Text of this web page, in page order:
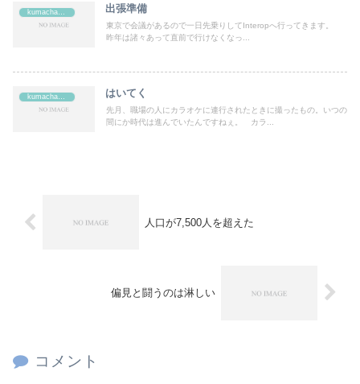
出張準備
東京で会議があるので一日先乗りしてInteropへ行ってきます。
昨年は諸々あって直前で行けなくなっ...
kumachan's はいてく
先月、職場の人にカラオケに連行されたときに撮ったもの。いつの
間にか時代は進んでいたんですねぇ。 カラ...
人口が7,500人を超えた
偏見と闘うのは淋しい
コメント